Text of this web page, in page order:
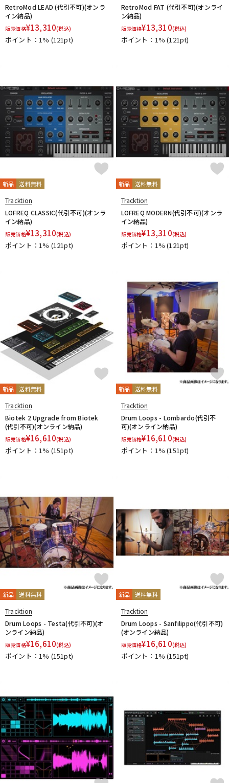
RetroMod LEAD (代引不可)(オンラ
イン納品)
販売価格¥13,310(税込)
ポイント：1% (121pt)
RetroMod FAT (代引不可)(オンライ
ン納品)
販売価格¥13,310(税込)
ポイント：1%(121pt)
新品 送料無料
Tracktion
LOFREQ CLASSIC(代引不可)(オンラ
イン納品)
販売価格¥13,310(税込)
ポイント：1% (121pt)
新品 送料無料
Tracktion
LOFREQ MODERN(代引不可)(オンラ
イン納品)
販売価格¥13,310(税込)
ポイント：1%(121pt)
新品 送料無料
Tracktion
Biotek 2 Upgrade from Biotek
(代引不可)(オンライン納品)
販売価格¥16,610(税込)
ポイント：1% (151pt)
新品 送料無料
Tracktion
Drum Loops - Lombardo(代引不
可)(オンライン納品)
販売価格¥16,610(税込)
ポイント：1%(151pt)
新品 送料無料
Tracktion
Drum Loops - Testa(代引不可)(オ
ンライン納品)
販売価格¥16,610(税込)
ポイント：1% (151pt)
新品 送料無料
Tracktion
Drum Loops - Sanfilippo(代引不可)
(オンライン納品)
販売価格¥16,610(税込)
ポイント：1%(151pt)